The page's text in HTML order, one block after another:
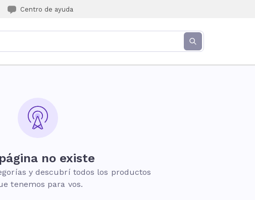
Centro de ayuda
no existe
y descubrí todos los productos
tenemos para vos.